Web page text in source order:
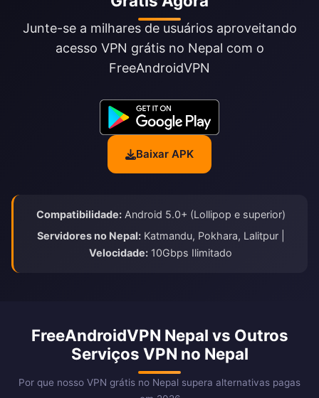
Junte-se a milhares de usuários aproveitando
acesso VPN grátis no Nepal com o
FreeAndroidVPN
Baixar APK
Compatibilidade:Android 5.0+ (Lollipop e superior)
Servidores no Nepal:Katmandu, Pokhara, Lalitpur |
Velocidade: 10Gbps Ilimitado
FreeAndroidVPN Nepal vs Outros
Serviços VPN no Nepal
Por que nosso VPN grátis no Nepal supera alternativas pagas